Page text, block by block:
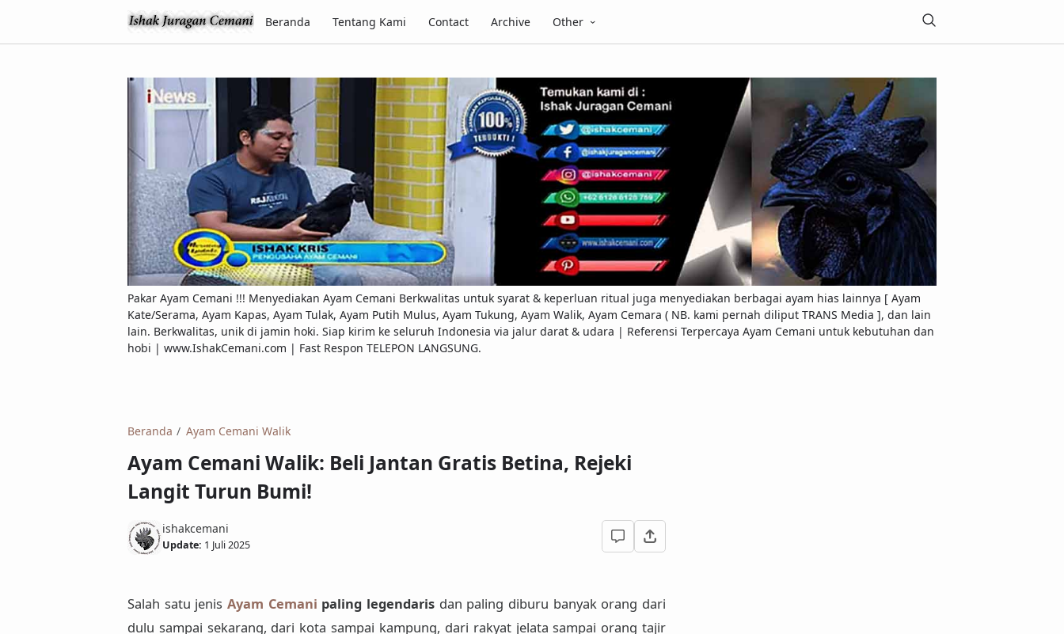
Beranda Tentang Kami Contact Archive Other
Pakar Ayam Cemani !!! Menyediakan Ayam Cemani Berkwalitas untuk syarat & keperluan ritual juga menyediakan berbagai ayam hias lainnya [ Ayam
Kate/Serama, Ayam Kapas, Ayam Tulak, Ayam Putih Mulus, Ayam Tukung, Ayam Walik, Ayam Cemara ( NB. kami pernah diliput TRANS Media ], dan lain
lain. Berkwalitas, unik di jamin hoki. Siap kirim ke seluruh Indonesia via jalur darat & udara | Referensi Terpercaya Ayam Cemani untuk kebutuhan dan
hobi | www.IshakCemani.com | Fast Respon TELEPON LANGSUNG.
Beranda Ayam Cemani Walik
Ayam Cemani Walik: Beli Jantan Gratis Betina, Rejeki
Langit Turun Bumi!
ishakcemani
Update: 1 Juli 2025
Salah satu jenis Ayam Cemani paling legendaris dan paling diburu banyak orang dari
dulu sampai sekarang, dari kota sampai kampung, dari rakyat jelata sampai orang tajir